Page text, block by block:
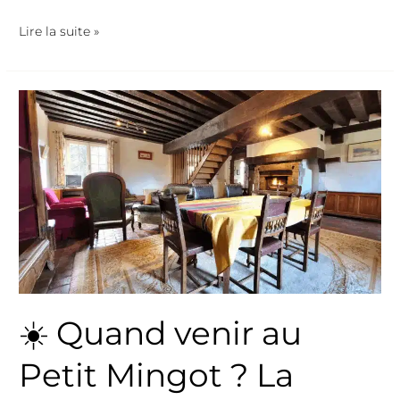
Lire la suite »
☀️ Quand venir au
Petit Mingot ? La
☀️
Quand
venir
Petit
Mingot
?
La
Nièvre
fil
des
saisons